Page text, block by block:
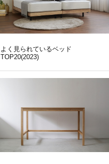
よく見られているベッド
TOP20(2023)